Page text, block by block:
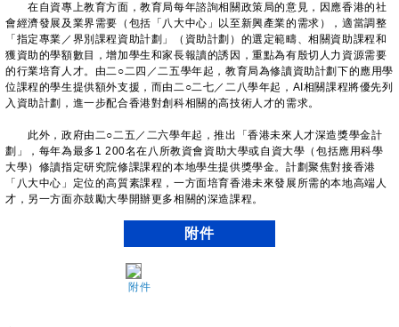
在自資專上教育方面，教育局每年諮詢相關政策局的意見，因應香港的社
會經濟發展及業界需要（包括「八大中心」以至新興產業的需求），適當調整
「指定專業／界別課程資助計劃」（資助計劃）的選定範疇、相關資助課程和
獲資助的學額數目，增加學生和家長報讀的誘因，重點為有殷切人力資源需要
的行業培育人才。由二○二四／二五學年起，教育局為修讀資助計劃下的應用學
位課程的學生提供額外支援，而由二○二七／二八學年起，AI相關課程將優先列
入資助計劃，進一步配合香港對創科相關的高技術人才的需求。
此外，政府由二○二五／二六學年起，推出「香港未來人才深造獎學金計
劃」，每年為最多1 200名在八所教資會資助大學或自資大學（包括應用科學
大學）修讀指定研究院修課課程的本地學生提供獎學金。計劃聚焦對接香港
「八大中心」定位的高質素課程，一方面培育香港未來發展所需的本地高端人
才，另一方面亦鼓勵大學開辦更多相關的深造課程。
附件
附件